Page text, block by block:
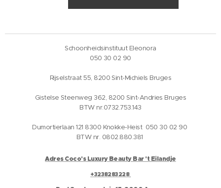
Schoonheidsinstituut Eleonora
050 30 02 90
Rijselstraat 55, 8200 Sint-Michiels Bruges
Gistelse Steenweg 362, 8200 Sint-Andries Bruges
BTW nr.0732.753.143
Dumortierlaan 121 8300 Knokke-Heist 050 30 02 90
BTW nr. 0802.880.381
Adres Coco's Luxury Beauty Bar 't Eilandje
+3238283228